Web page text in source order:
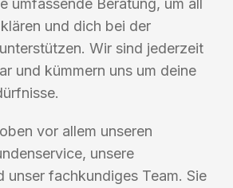
umfassende Beratung, um all
und dich bei der
Wir sind jederzeit
und kümmern uns um deine
vor allem unseren
unsere
unser fachkundiges Team. Sie